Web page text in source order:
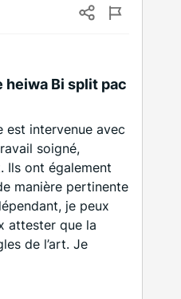
Bi split pac
est intervenue avec
soigné,
Ils ont également
manière pertinente
je peux
attester que la
de l’art. Je